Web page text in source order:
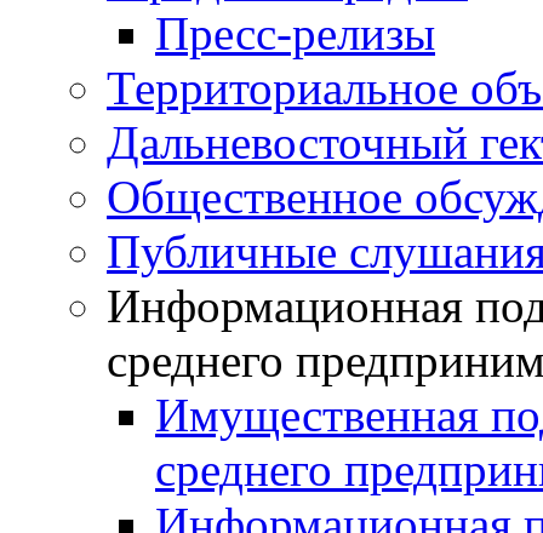
Пресс-релизы
Территориальное
Дальневосточный
Общественное
Публичные
Информационная
среднего
Имущественная
среднего